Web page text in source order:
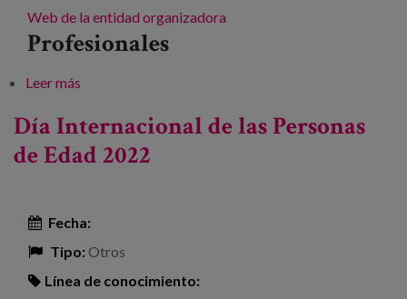
Web de la entidad organizadora
Profesionales
Leer más
Día Internacional de las Personas
de Edad 2022
Fecha:
Tipo:Otros
Línea de conocimiento: